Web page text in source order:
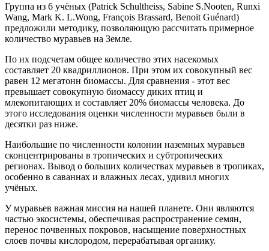
Группа из 6 учёных (Patrick Schultheiss, Sabine S.Nooten, Runxi
Wang, Mark K. L.Wong, François Brassard, Benoit Guénard)
предложили методику, позволяющую рассчитать примерное
количество муравьев на Земле.
По их подсчетам общее количество этих насекомых
составляет 20 квадриллионов. При этом их совокупный вес
равен 12 мегатонн биомассы. Для сравнения - этот вес
превышает совокупную биомассу диких птиц и
млекопитающих и составляет 20% биомассы человека. До
этого исследования оценки численности муравьев были в
десятки раз ниже.
Наибольшие по численности колонии наземных муравьев
сконцентрированы в тропических и субтропических
регионах. Вывод о больших количествах муравьев в тропиках,
особенно в саваннах и влажных лесах, удивил многих
учёных.
У муравьев важная миссия на нашей планете. Они являются
частью экосистемы, обеспечивая распространение семян,
перенос почвенных покровов, насыщение поверхностных
слоев почвы кислородом, перерабатывая органику.